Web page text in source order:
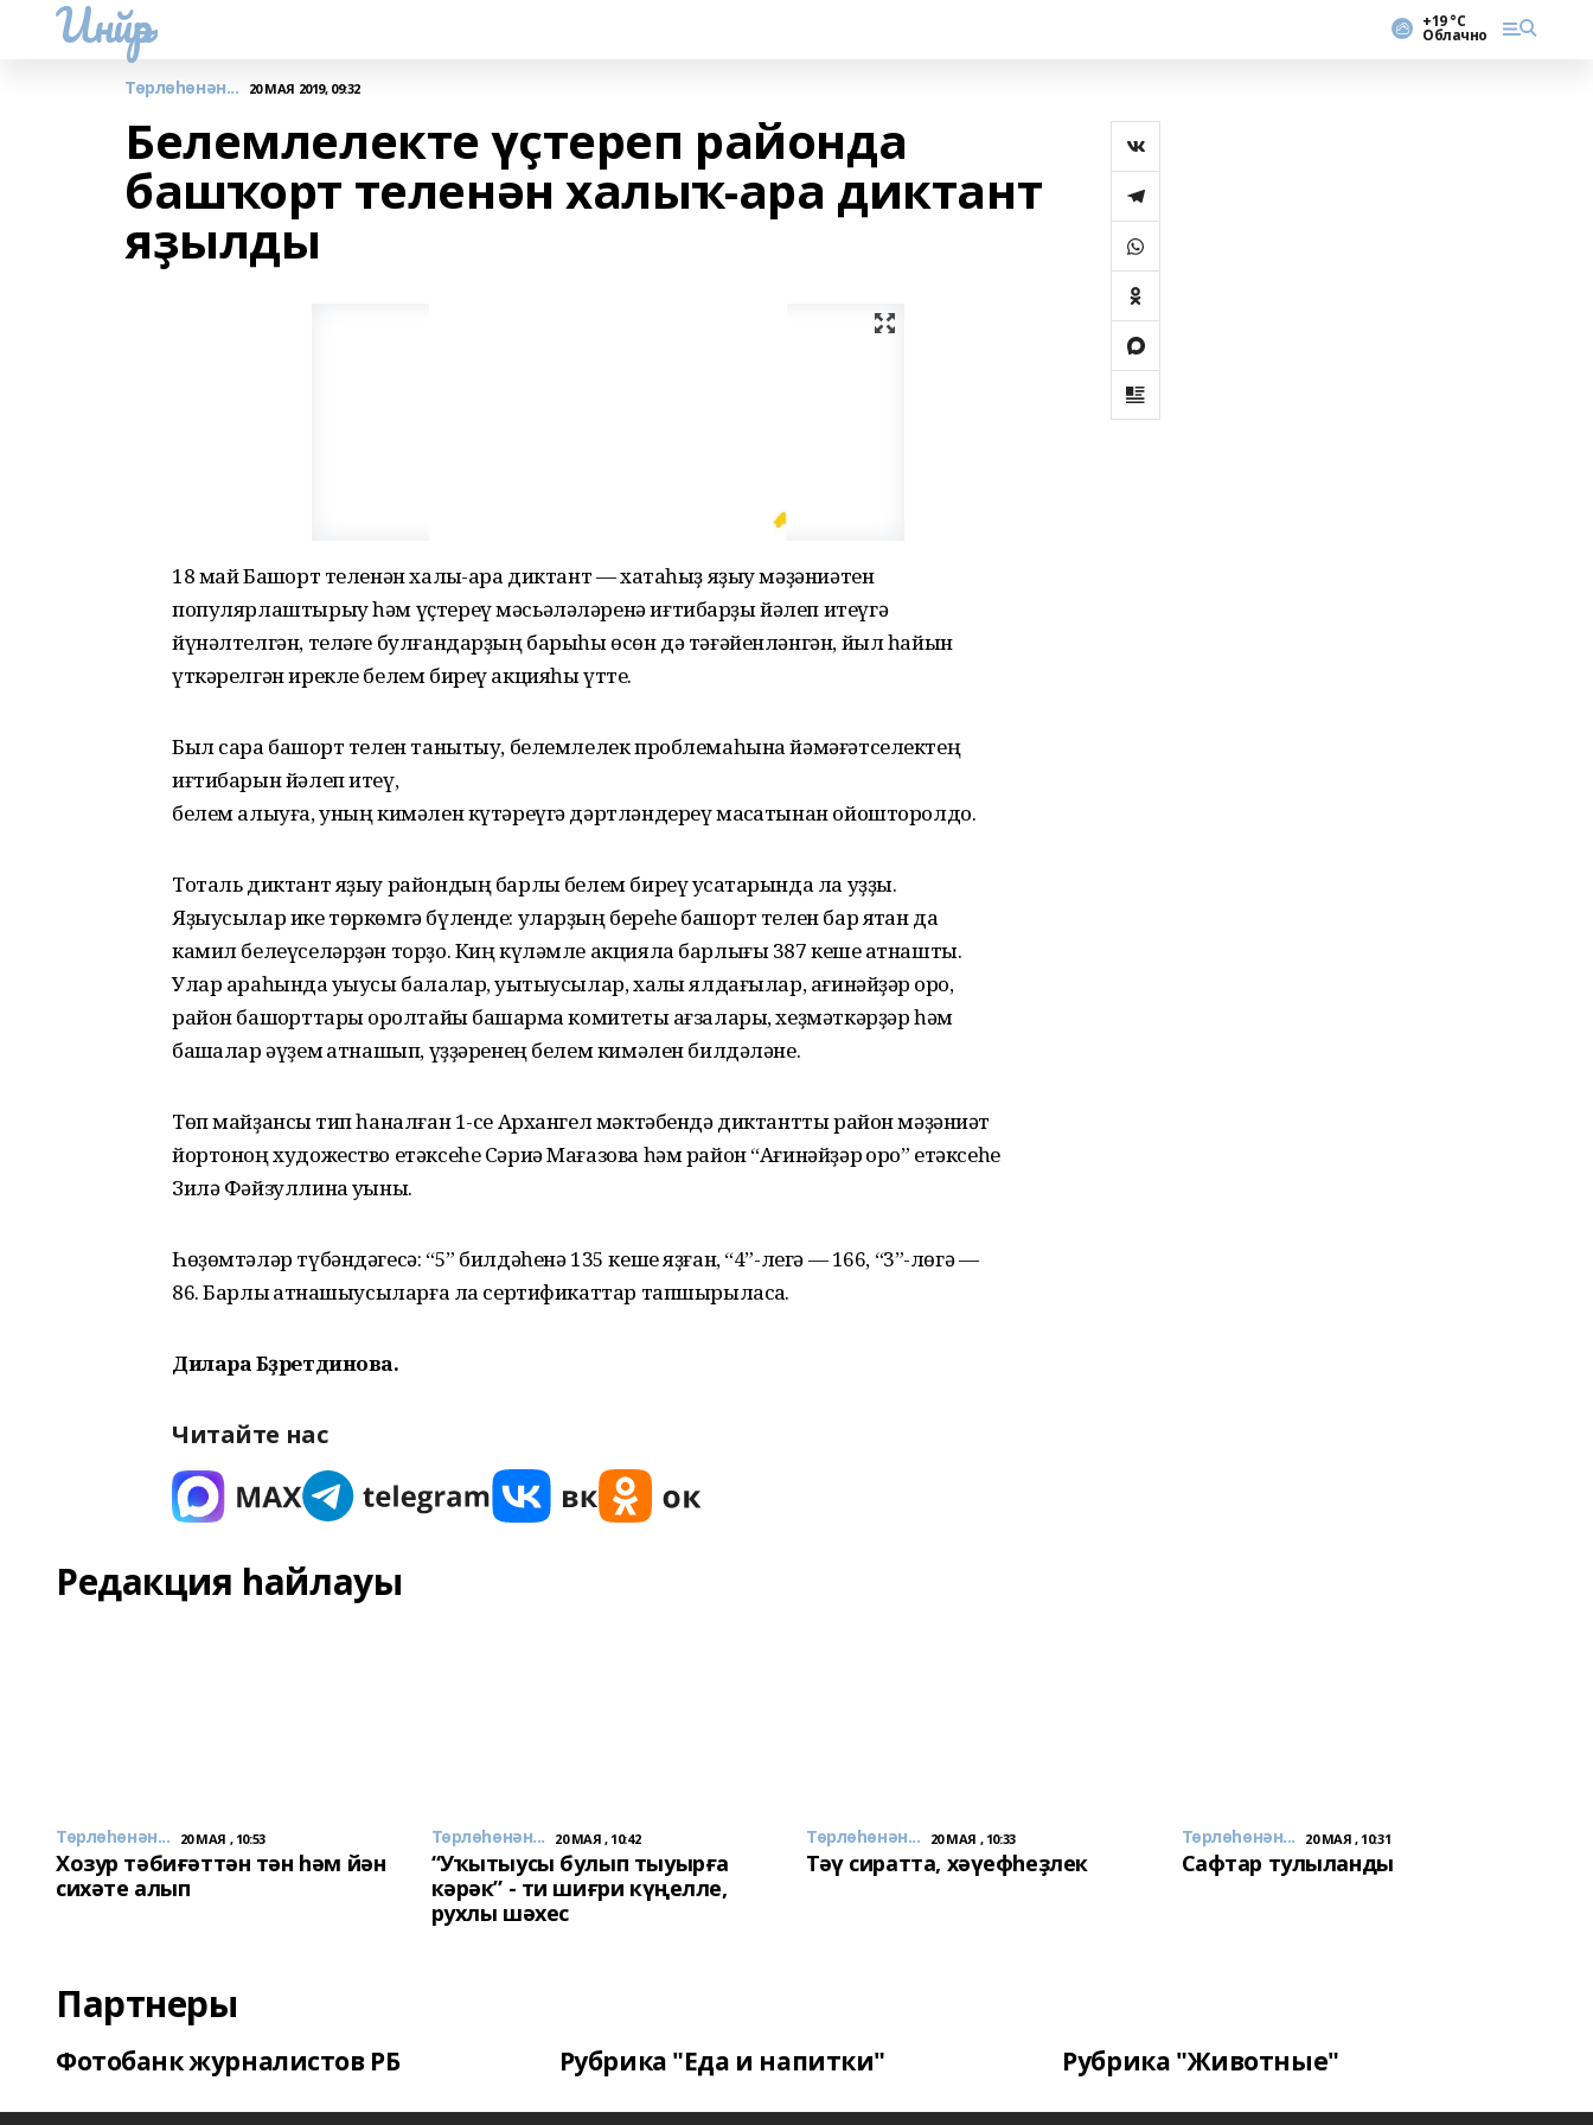
Инйәр +19 °С
Облачно
Төрлөһөнән... 20 МАЯ 2019, 09:32
Белемлелекте үҫтереп районда
башҡорт теленән халыҡ-ара диктант
яҙылды
18 май Башҡорт теленән халыҡ-ара диктант — хатаһыҙ яҙыу мәҙәниәтен
популярлаштырыу һәм үҫтереү мәсьәләләренә иғтибарҙы йәлеп итеүгә
йүнәлтелгән, теләге булғандарҙың барыһы өсөн дә тәғәйенләнгән, йыл һайын
үткәрелгән ирекле белем биреү акцияһы үтте.
Был сара башҡорт телен танытыу, белемлелек проблемаһына йәмәғәтселектең
иғтибарын йәлеп итеү,
белем алыуға, уның кимәлен күтәреүгә дәртләндереү маҡсатынан ойошторолдо.
Тоталь диктант яҙыу райондың барлыҡ белем биреү усаҡтарында ла уҙҙы.
Яҙыусылар ике төркөмгә бүленде: уларҙың береһе башҡорт телен бар яҡтан да
камил белеүселәрҙән торҙо. Киң күләмле акцияла барлығы 387 кеше ҡатнашты.
Улар араһында уҡыусы балалар, уҡытыусылар, хаҡлы ялдағылар, ағинәйҙәр ҡоро,
район башҡорттары ҡоролтайы башҡарма комитеты ағзалары, хеҙмәткәрҙәр һәм
башҡалар әүҙем ҡатнашып, үҙҙәренең белем кимәлен билдәләне.
Төп майҙансыҡ тип һаналған 1-се Архангел мәктәбендә диктантты район мәҙәниәт
йортоноң художество етәксеһе Сәриә Мағазова һәм район “Ағинәйҙәр ҡоро” етәксеһе
Зилә Фәйзуллина уҡыны.
Һөҙөмтәләр түбәндәгесә: “5” билдәһенә 135 кеше яҙған, “4”-легә — 166, “3”-лөгә —
86. Барлыҡ ҡатнашыусыларға ла сертификаттар тапшырыласаҡ.
Дилара Бәҙретдинова.
Читайте нас
Редакция һайлауы
Төрлөһөнән... 20 МАЯ , 10:53
Хозур тәбиғәттән тән һәм йән
сихәте алып
Төрлөһөнән... 20 МАЯ , 10:42
“Уҡытыусы булып тыуырға
кәрәк” - ти шиғри күңелле,
рухлы шәхес
Төрлөһөнән... 20 МАЯ , 10:33
Тәү сиратта, хәүефһеҙлек
Төрлөһөнән... 20 МАЯ , 10:31
Сафтар тулыланды
Партнеры
Фотобанк журналистов РБ Рубрика "Еда и напитки" Рубрика "Животные"